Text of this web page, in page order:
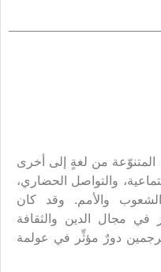
المتنوّعة من لغةٍ إلى أخرى
والتواصل الحضاري،
والأمم. وقد كان
في مجال الدين والثقافة
دورٌ مؤثِّر في عولمة